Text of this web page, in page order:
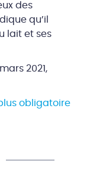
des
qu’il
lait et ses
2021,
obligatoire